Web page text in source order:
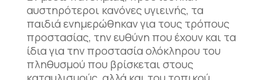
αυστηρότεροι κανόνες υγιεινής, τα
παιδιά ενημερώθηκαν για τους τρόπους
προστασίας, την ευθύνη που έχουν και τα
ίδια για την προστασία ολόκληρου του
πληθυσμού που βρίσκεται στους